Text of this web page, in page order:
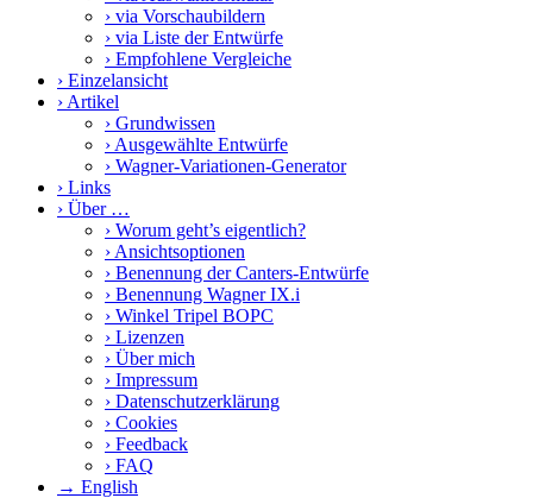
› via Vorschaubildern
› via Liste der Entwürfe
› Empfohlene Vergleiche
› Einzelansicht
› Artikel
› Grundwissen
› Ausgewählte Entwürfe
› Wagner-Variationen-Generator
› Links
› Über …
› Worum geht’s eigentlich?
› Ansichtsoptionen
› Benennung der Canters-Entwürfe
› Benennung Wagner IX.i
› Winkel Tripel BOPC
› Lizenzen
› Über mich
› Impressum
› Datenschutzerklärung
› Cookies
› Feedback
› FAQ
→ English